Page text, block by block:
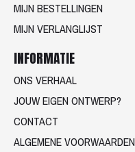
MIJN BESTELLINGEN
MIJN VERLANGLIJST
INFORMATIE
ONS VERHAAL
JOUW EIGEN ONTWERP?
CONTACT
ALGEMENE VOORWAARDEN